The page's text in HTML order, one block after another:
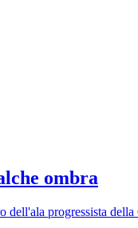
ombra
dell'ala progressista